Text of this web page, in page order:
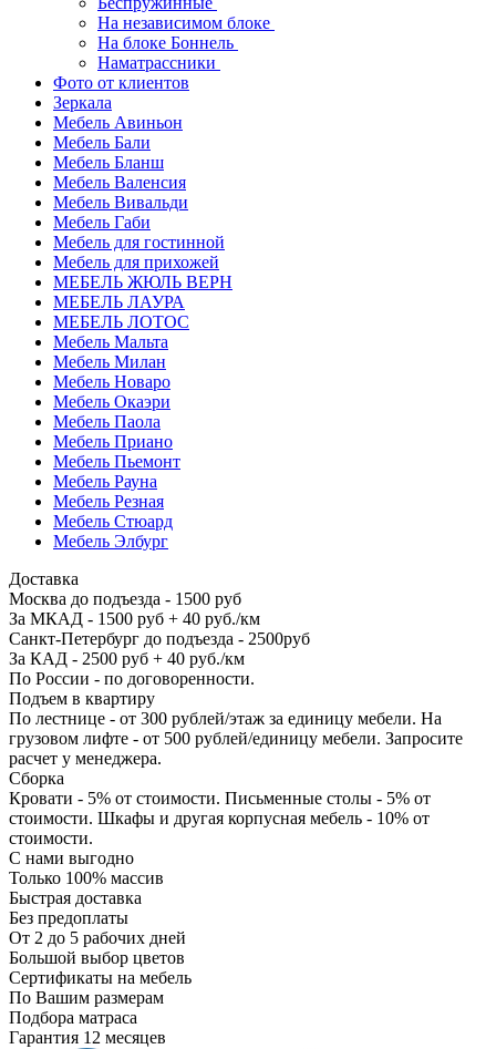
На независимом блоке
На блоке Боннель
Наматрассники
Фото от клиентов
Зеркала
Мебель Авиньон
Мебель Бали
Мебель Бланш
Мебель Валенсия
Мебель Вивальди
Мебель Габи
Мебель для гостинной
Мебель для прихожей
МЕБЕЛЬ ЖЮЛЬ ВЕРН
МЕБЕЛЬ ЛАУРА
МЕБЕЛЬ ЛОТОС
Мебель Мальта
Мебель Милан
Мебель Новаро
Мебель Окаэри
Мебель Паола
Мебель Приано
Мебель Пьемонт
Мебель Рауна
Мебель Резная
Мебель Стюард
Мебель Элбург
Доставка
Москва до подъезда - 1500 руб
За МКАД - 1500 руб + 40 руб./км
Санкт-Петербург до подъезда - 2500руб
За КАД - 2500 руб + 40 руб./км
По России - по договоренности.
Подъем в квартиру
По лестнице - от 300 рублей/этаж за единицу мебели. На
грузовом лифте - от 500 рублей/единицу мебели. Запросите
расчет у менеджера.
Сборка
Кровати - 5% от стоимости. Письменные столы - 5% от
стоимости. Шкафы и другая корпусная мебель - 10% от
стоимости.
С нами выгодно
Только 100% массив
Быстрая доставка
Без предоплаты
От 2 до 5 рабочих дней
Большой выбор цветов
Сертификаты на мебель
По Вашим размерам
Подбора матраса
Гарантия 12 месяцев